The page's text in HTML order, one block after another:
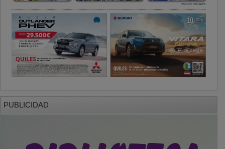
PUBLICIDAD